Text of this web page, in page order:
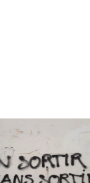
www/wp-